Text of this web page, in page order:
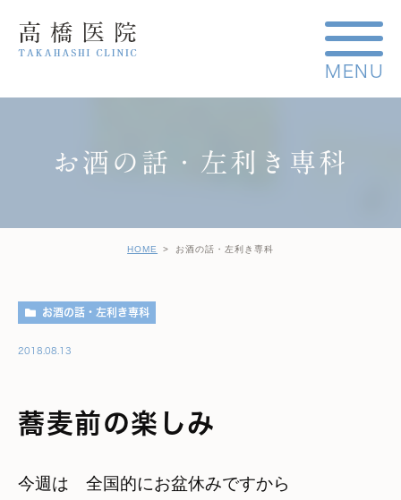
お酒の話・左利き専科
HOME お酒の話・左利き専科
お酒の話・左利き専科
2018.08.13
蕎麦前の楽しみ
今週は　全国的にお盆休みですから